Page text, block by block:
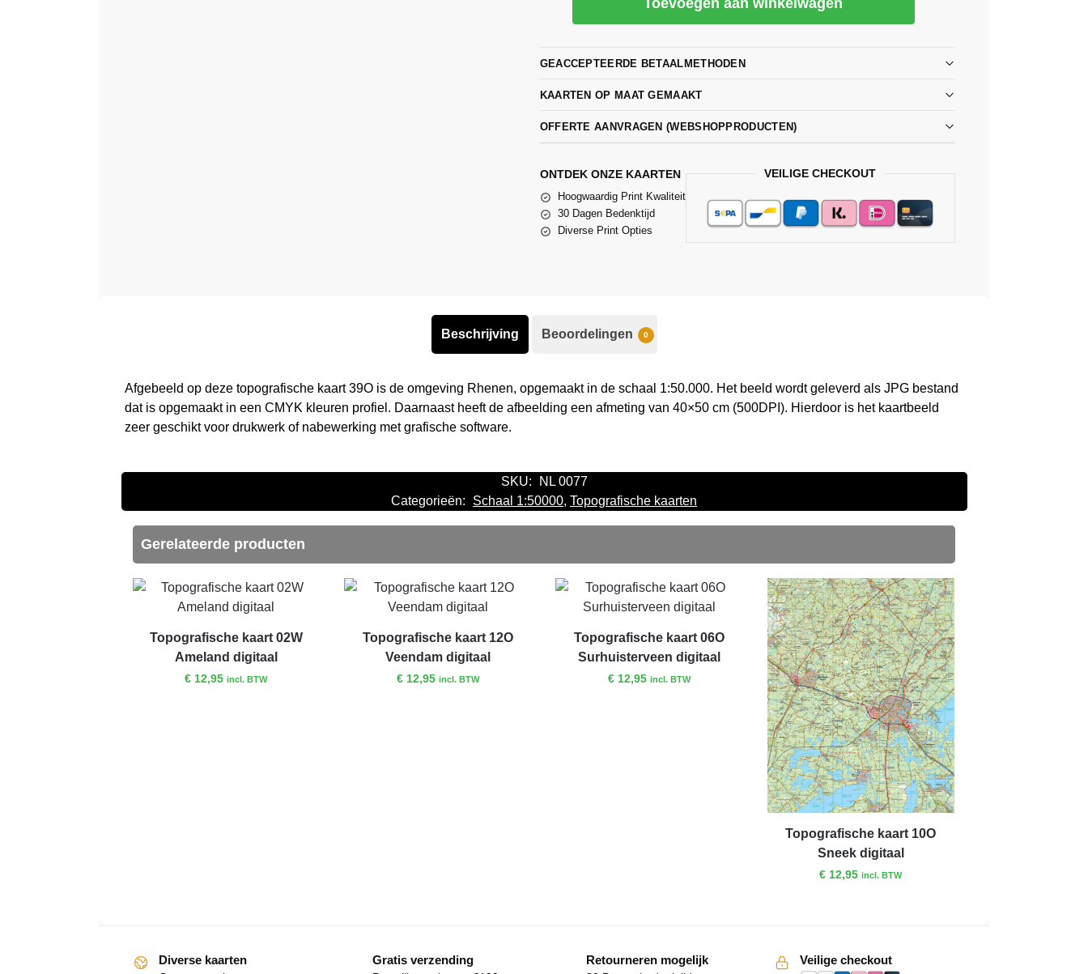
Toevoegen aan winkelwagen
GEACCEPTEERDE BETAALMETHODEN
KAARTEN OP MAAT GEMAAKT
OFFERTE AANVRAGEN (WEBSHOPPRODUCTEN)
ONTDEK ONZE KAARTEN
Hoogwaardig Print Kwaliteit
30 Dagen Bedenktijd
Diverse Print Opties
VEILIGE CHECKOUT
Beschrijving Beoordelingen 0
Afgebeeld op deze topografische kaart 39O is de omgeving Rhenen, opgemaakt in de schaal 1:50.000. Het beeld wordt geleverd als JPG bestand
dat is opgemaakt in een CMYK kleuren profiel. Daarnaast heeft de afbeelding een afmeting van 40×50 cm (500DPI). Hierdoor is het kaartbeeld
zeer geschikt voor drukwerk of nabewerking met grafische software.
SKU:
NL 0077
Categorieën:
Schaal 1:50000, Topografische kaarten
Gerelateerde producten
Topografische kaart 02W
Ameland digitaal
€ 12,95 incl. BTW
Topografische kaart 12O
Veendam digitaal
€12,95 incl. BTW
Topografische kaart 06O
Surhuisterveen digitaal
€12,95 incl. BTW
Topografische kaart 10O
Sneek digitaal
€ 12,95 incl. BTW
Diverse kaarten Gratis verzending Retourneren mogelijk Veilige checkout